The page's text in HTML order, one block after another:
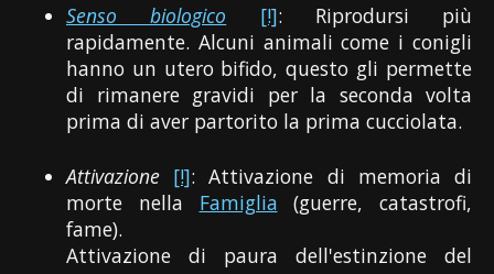
Senso biologico [!]: Riprodursi più
rapidamente. Alcuni animali come i conigli
hanno un utero bifido, questo gli permette
di rimanere gravidi per la seconda volta
prima di aver partorito la prima cucciolata.
Attivazione [!]: Attivazione di memoria di
morte nella Famiglia (guerre, catastrofi,
fame).
Attivazione di paura dell'estinzione del